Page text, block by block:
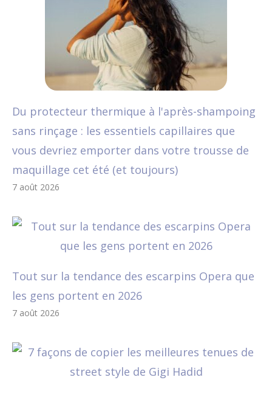
Du protecteur thermique à l'après-shampoing
sans rinçage : les essentiels capillaires que
vous devriez emporter dans votre trousse de
maquillage cet été (et toujours)
7 août 2026
Tout sur la tendance des escarpins Opera que
les gens portent en 2026
7 août 2026